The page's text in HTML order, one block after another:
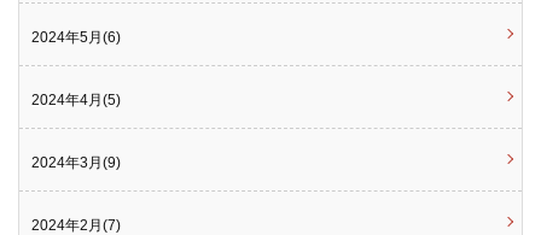
2024年5月(6)
2024年4月(5)
2024年3月(9)
2024年2月(7)